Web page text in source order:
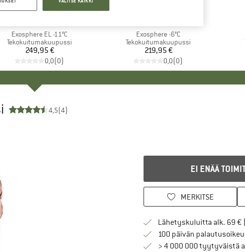
Tuote
Exosphere EL -11°C
Tuoteryhmä
Tekokuitumakuupussi
Hinta
249,95 €
0,0(0)
Tuote
Exosphere -6°C
Tuoteryhmä
Tekokuitumakuupussi
Hinta
219,95 €
0,0(0)
4,5(4)
EI ENÄÄ
MERKITSE
Lähetyskuluitta alk. 69 €
100 päivän
> 4 000 000 tyytyväistä